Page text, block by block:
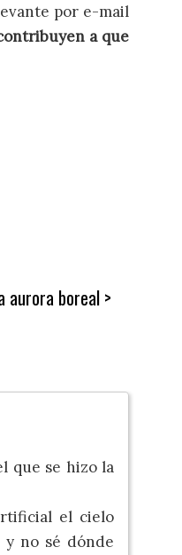
por e-mail
a que
aurora boreal
que se hizo la
el cielo
no sé dónde